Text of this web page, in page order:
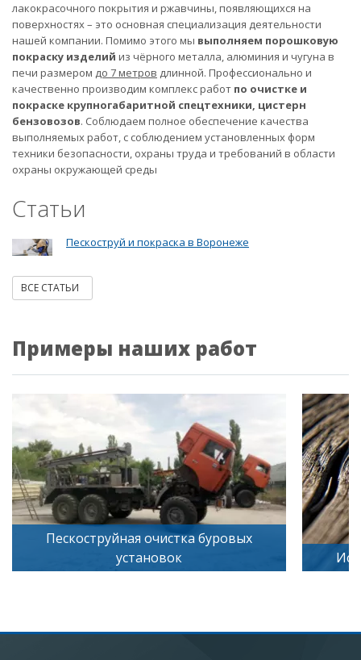
лакокрасочного покрытия и ржавчины, появляющихся на
поверхностях – это основная специализация деятельности
нашей компании. Помимо этого мы выполняем порошковую
покраску изделий из чёрного металла, алюминия и чугуна в
печи размером до 7 метров длинной. Профессионально и
качественно производим комплекс работ по очистке и
покраске крупногабаритной спецтехники, цистерн
бензовозов. Соблюдаем полное обеспечение качества
выполняемых работ, с соблюдением установленных форм
техники безопасности, охраны труда и требований в области
охраны окружающей среды
Статьи
Пескоструй и покраска в Воронеже
ВСЕ СТАТЬИ
Примеры наших работ
очистка буровых